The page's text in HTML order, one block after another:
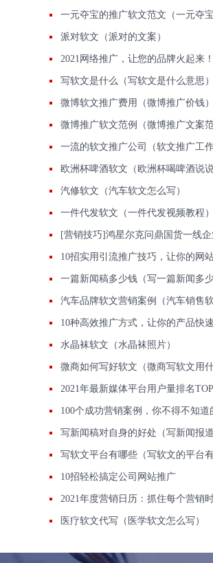
派对软文（派对的文案）
2021网络推广，让您的品牌火起来！
写软文是什么（写软文是什么意思）
微博软文推广费用（微博推广价钱）
微博推广软文范例（微博推广文案范
一流的软文推广公司（软文推广工作
欧洲杯啤酒软文（欧洲杯喝啤酒说说
汽修软文（汽车软文怎么写）
一件代发软文（一件代发视频教程）
10招实用引流推广技巧，让你的网
一篇新闻稿多少钱（写一篇新闻多少
汽车品牌软文营销案例（汽车销售软
10种高效推广方式，让你的产品快
水晶袜软文（水晶袜照片）
微商如何写好软文（微商写软文用什
2021年最新媒体平台用户量排名
100个成功营销案例，你不得不知道
写新闻稿对自身的好处（写新闻报道
写软文平台有哪些（写软文的平台有
10招轻松搞定公司网站推广
2021年度营销日历：抓住每个营销
医疗软文代写（医学软文怎么写）